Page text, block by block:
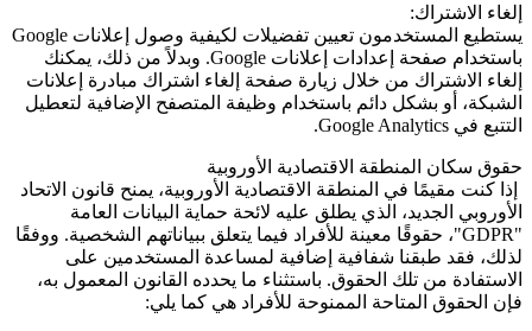
إلغاء الاشتراك:
يستطيع المستخدمون تعيين تفضيلات لكيفية وصول إعلانات Google
باستخدام صفحة إعدادات إعلانات Google. وبدلاً من ذلك، يمكنك
إلغاء الاشتراك من خلال زيارة صفحة إلغاء اشتراك مبادرة إعلانات
الشبكة، أو بشكل دائم باستخدام وظيفة المتصفح الإضافية لتعطيل
التتبع في Google Analytics
.
حقوق سكان المنطقة الاقتصادية الأوروبية
إذا كنت مقيمًا في المنطقة الاقتصادية الأوروبية، يمنح قانون الاتحاد
الأوروبي الجديد، الذي يطلق عليه لائحة حماية البيانات العامة
"GDPR"، حقوقًا معينة للأفراد فيما يتعلق ببياناتهم الشخصية. ووفقًا
لذلك، فقد طبقنا شفافية إضافية لمساعدة المستخدمين على
الاستفادة من تلك الحقوق. باستثناء ما يحدده القانون المعمول به،
فإن الحقوق المتاحة الممنوحة للأفراد هي كما يلي: